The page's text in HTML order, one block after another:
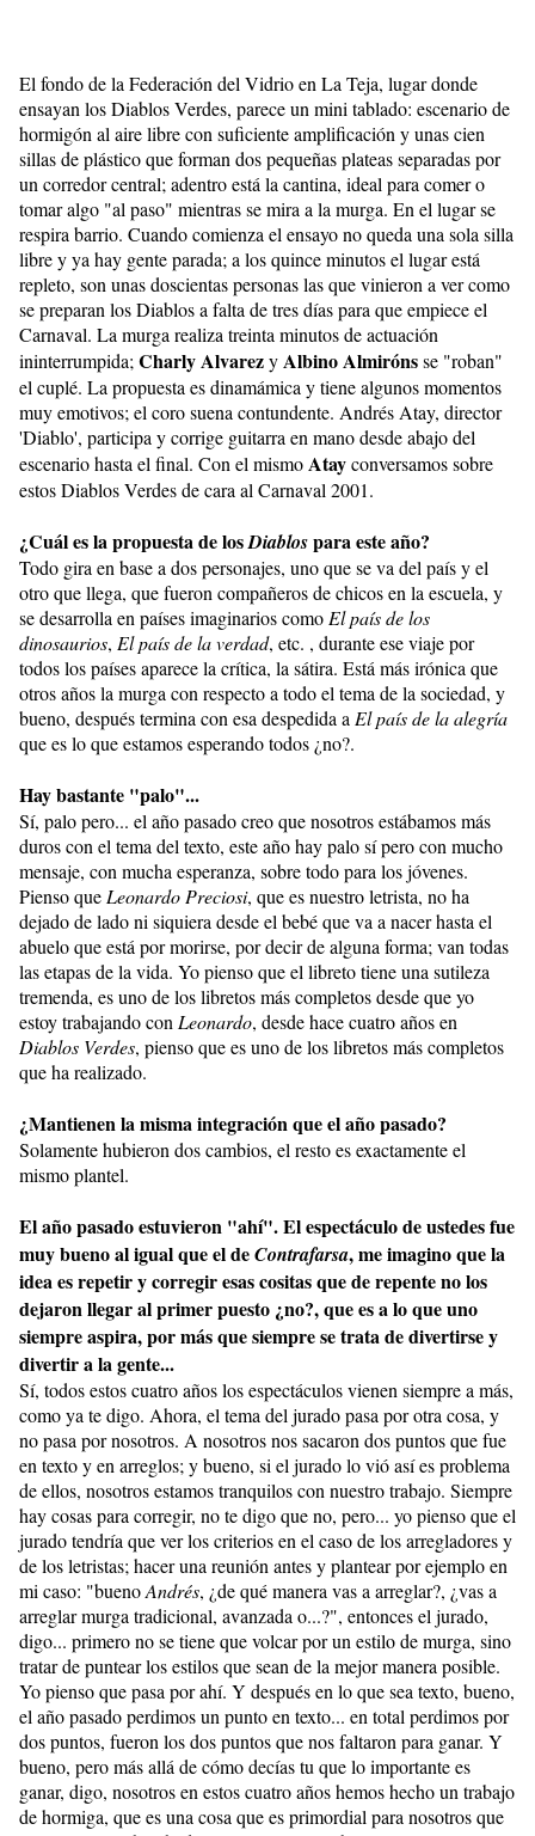
El fondo de la Federación del Vidrio en La Teja, lugar donde
ensayan los Diablos Verdes, parece un mini tablado: escenario de
hormigón al aire libre con suficiente amplificación y unas cien
sillas de plástico que forman dos pequeñas plateas separadas por
un corredor central; adentro está la cantina, ideal para comer o
tomar algo "al paso" mientras se mira a la murga. En el lugar se
respira barrio. Cuando comienza el ensayo no queda una sola silla
libre y ya hay gente parada; a los quince minutos el lugar está
repleto, son unas doscientas personas las que vinieron a ver como
se preparan los Diablos a falta de tres días para que empiece el
Carnaval. La murga realiza treinta minutos de actuación
ininterrumpida;Charly AlvarezyAlbino Almirónsse "roban"
el cuplé. La propuesta es dinamámica y tiene algunos momentos
muy emotivos; el coro suena contundente. Andrés Atay, director
'Diablo', participa y corrige guitarra en mano desde abajo del
escenario hasta el final. Con el mismoAtayconversamos sobre
estos Diablos Verdes de cara al Carnaval 2001.
¿Cuál es la propuesta de losDiablospara este año?
Todo gira en base a dos personajes, uno que se va del país y el
otro que llega, que fueron compañeros de chicos en la escuela, y
se desarrolla en países imaginarios comoEl país de los
dinosaurios, El paísde la verdad, etc. , durante ese viaje por
todos los países aparece la crítica, la sátira. Está más irónica que
otros años la murga con respecto a todo el tema de la sociedad, y
bueno, después termina con esa despedida aElpaís de la alegría
que es lo que estamos esperando todos ¿no?.
Hay bastante "palo"...
Sí, palo pero... el año pasado creo que nosotros estábamos más
duros con el tema del texto, este año hay palo sí pero con mucho
mensaje, con mucha esperanza, sobre todo para los jóvenes.
Pienso queLeonardo Preciosi, que es nuestro letrista, no ha
dejado de lado ni siquiera desde el bebé que va a nacer hasta el
abuelo que está por morirse, por decir de alguna forma; van todas
las etapas de la vida. Yo pienso que el libreto tiene una sutileza
tremenda, es uno de los libretos más completos desde que yo
estoy trabajando conLeonardo, desde hace cuatro años en
Diablos Verdes, pienso que es uno de los libretos más completos
que ha realizado.
¿Mantienen la misma integración que el año pasado?
Solamente hubieron dos cambios, el resto es exactamente el
mismo plantel.
El año pasado estuvieron "ahí". El espectáculo de ustedes fue
muy bueno al igual que el deContrafarsa, me imagino que la
idea es repetir y corregir esas cositas que de repente no los
dejaron llegar al primer puesto ¿no?, que es a lo que uno
siempre aspira, por más que siempre se trata de divertirse y
divertir a la gente...
Sí, todos estos cuatro años los espectáculos vienen siempre a más,
como ya te digo. Ahora, el tema del jurado pasa por otra cosa, y
no pasa por nosotros. A nosotros nos sacaron dos puntos que fue
en texto y en arreglos; y bueno, si el jurado lo vió así es problema
de ellos, nosotros estamos tranquilos con nuestro trabajo. Siempre
hay cosas para corregir, no te digo que no, pero... yo pienso que el
jurado tendría que ver los criterios en el caso de los arregladores y
de los letristas; hacer una reunión antes y plantear por ejemplo en
mi caso: "buenoAndrés, ¿de qué manera vas a arreglar?, ¿vas a
arreglar murga tradicional, avanzada o...?", entonces el jurado,
digo... primero no se tiene que volcar por un estilo de murga, sino
tratar de puntear los estilos que sean de la mejor manera posible.
Yo pienso que pasa por ahí. Y después en lo que sea texto, bueno,
el año pasado perdimos un punto en texto... en total perdimos por
dos puntos, fueron los dos puntos que nos faltaron para ganar. Y
bueno, pero más allá de cómo decías tu que lo importante es
ganar, digo, nosotros en estos cuatro años hemos hecho un trabajo
de hormiga, que es una cosa que es primordial para nosotros que